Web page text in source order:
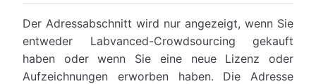
Der Adressabschnitt wird nur angezeigt, wenn Sie
entweder Labvanced-Crowdsourcing gekauft
haben oder wenn Sie eine neue Lizenz oder
Aufzeichnungen erworben haben. Die Adresse